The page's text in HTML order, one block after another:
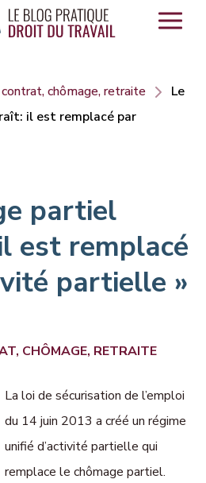
chômage, retraite
Le
il est remplacé par
partiel
est remplacé
partielle »
CHÔMAGE, RETRAITE
La loi de sécurisation de l’emploi
du 14 juin 2013 a créé un régime
unifié d’activité partielle qui
remplace le chômage partiel.